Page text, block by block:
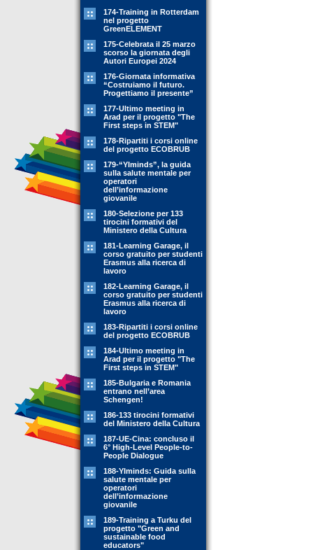
174-Training in Rotterdam
nel progetto
GreenELEMENT
175-Celebrata il 25 marzo
scorso la giornata degli
Autori Europei 2024
176-Giornata informativa
“Costruiamo il futuro.
Progettiamo il presente”
177-Ultimo meeting in
Arad per il progetto "The
First steps in STEM"
178-Ripartiti i corsi online
del progetto ECOBRUB
179-“YIminds”, la guida
sulla salute mentale per
operatori
dell’informazione
giovanile
180-Selezione per 133
tirocini formativi del
Ministero della Cultura
181-Learning Garage, il
corso gratuito per studenti
Erasmus alla ricerca di
lavoro
182-Learning Garage, il
corso gratuito per studenti
Erasmus alla ricerca di
lavoro
183-Ripartiti i corsi online
del progetto ECOBRUB
184-Ultimo meeting in
Arad per il progetto "The
First steps in STEM"
185-Bulgaria e Romania
entrano nell’area
Schengen!
186-133 tirocini formativi
del Ministero della Cultura
187-UE-Cina: concluso il
6° High-Level People-to-
People Dialogue
188-YIminds: Guida sulla
salute mentale per
operatori
dell’informazione
giovanile
189-Training a Turku del
progetto "Green and
sustainable food
educators"